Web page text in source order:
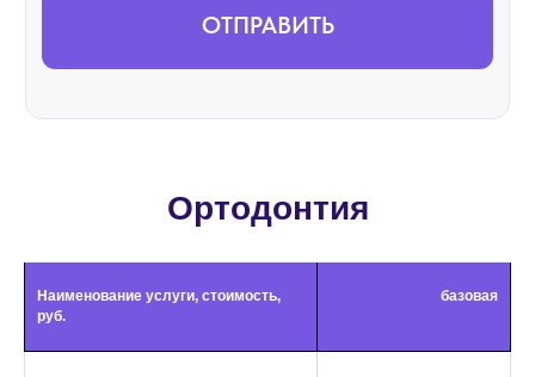
Ортодонтия
Наименование услуги, стоимость,
руб.
базовая